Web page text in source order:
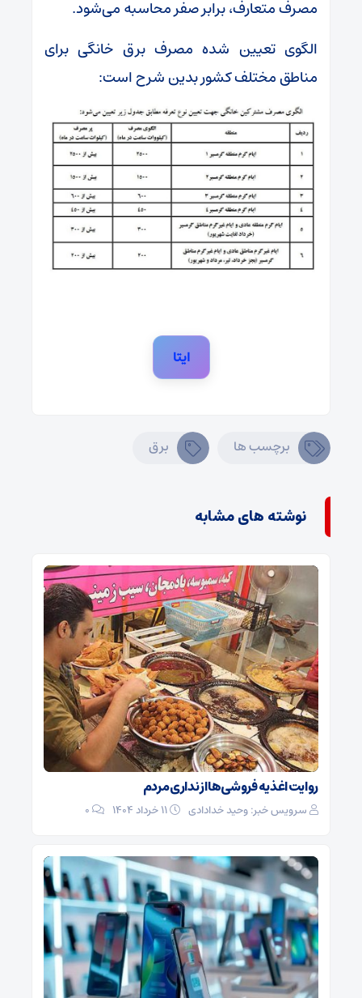
مصرف متعارف، برابر صفر محاسبه می‌شود.
الگوی تعیین شده مصرف برق خانگی برای
مناطق مختلف کشور بدین شرح است:
ایتا
برچسب ها برق
نوشته های مشابه
روایت اغذیه فروشی‌ها از نداری مردم
سرویس خبر: وحید خدادادی 0